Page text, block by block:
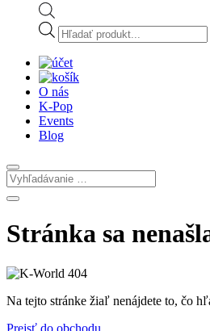
Products
search
O nás
K-Pop
Events
Blog
Stránka sa
Na tejto stránke žiaľ nenájdete to, čo
Prejsť do obchodu